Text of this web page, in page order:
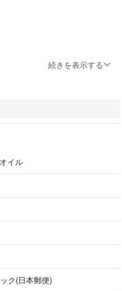
続きを表示する
イル
ク(日本郵便)